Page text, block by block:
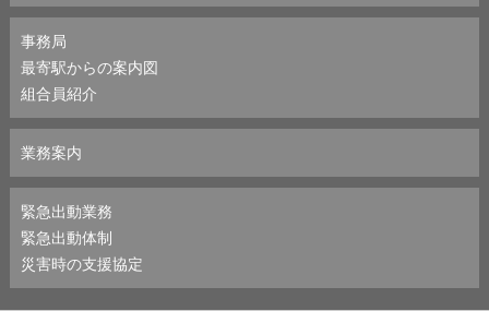
事務局
最寄駅からの案内図
組合員紹介
業務案内
緊急出動業務
緊急出動体制
災害時の支援協定